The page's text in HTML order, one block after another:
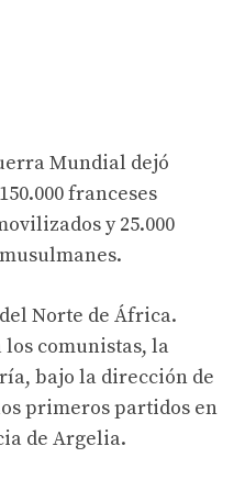
Mundial dejó
franceses
y 25.000
Norte de África.
comunistas, la
bajo la dirección de
primeros partidos en
de Argelia.